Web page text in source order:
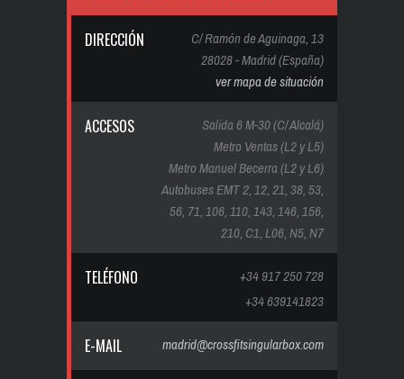
DIRECCIÓN
C/ Ramón de Aguinaga, 13
28028 - Madrid (España)
ver mapa de situación
ACCESOS
Salida 6 M-30 (C/ Alcalá)
Metro Ventas (L2 y L5)
Metro Manuel Becerra (L2 y L6)
Autobuses EMT 2, 12, 21, 38, 53,
56, 71, 106, 110, 143, 146, 156,
210, C1, L06, N5, N7
TELÉFONO
+34 917 250 728
+34 639141823
E-MAIL madrid@crossfitsingularbox.com